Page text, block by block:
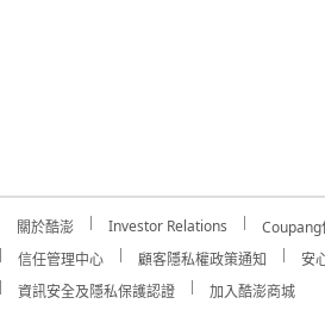
關於酷澎 Investor Relations Coupang
信任管理中心
顧客隱私權政策通知 安
資訊安全及隱私保護認證
加入酷澎商城